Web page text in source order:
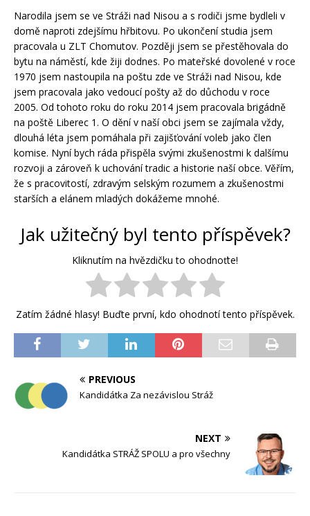
Narodila jsem se ve Stráži nad Nisou a s rodiči jsme bydleli v
domě naproti zdejšímu hřbitovu. Po ukončení studia jsem
pracovala u ZLT Chomutov. Později jsem se přestěhovala do
bytu na náměstí, kde žiji dodnes. Po mateřské dovolené v roce
1970 jsem nastoupila na poštu zde ve Stráži nad Nisou, kde
jsem pracovala jako vedoucí pošty až do důchodu v roce
2005. Od tohoto roku do roku 2014 jsem pracovala brigádně
na poště Liberec 1. O dění v naší obci jsem se zajímala vždy,
dlouhá léta jsem pomáhala při zajišťování voleb jako člen
komise. Nyní bych ráda přispěla svými zkušenostmi k dalšímu
rozvoji a zároveň k uchování tradic a historie naší obce. Věřím,
že s pracovitostí, zdravým selským rozumem a zkušenostmi
starších a elánem mladých dokážeme mnohé.
Jak užitečný byl tento příspěvek?
Kliknutím na hvězdičku to ohodnoťte!
Zatím žádné hlasy! Buďte první, kdo ohodnotí tento příspěvek.
PREVIOUS
Kandidátka Za nezávislou Stráž
NEXT
Kandidátka STRÁŽ SPOLU a pro všechny